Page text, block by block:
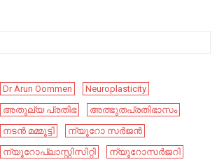
Dr Arun Oommen
Neuroplasticity
അതുല്യ പ്രതിഭ
അത്ഭുതപ്രതിഭാസം
നടൻ മമ്മൂട്ടി
ന്യൂറോ സർജൻ
ന്യൂറോപ്ലാസ്റ്റിസിറ്റി
ന്യൂറോസർജറി